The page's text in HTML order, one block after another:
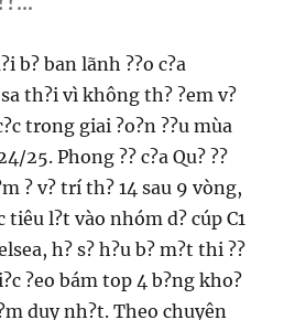
b? ban lãnh ??o c?a
th?i vì không th? ?em v?
trong giai ?o?n ??u mùa
25. Phong ?? c?a Qu? ??
? v? trí th? 14 sau 9 vòng,
l?t vào nhóm d? cúp C1
h? s? h?u b? m?t thi ??
?eo bám top 4 b?ng kho?
duy nh?t. Theo chuyên